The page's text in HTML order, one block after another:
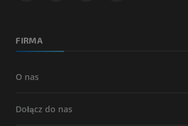
FIRMA
O nas
Dołącz do nas